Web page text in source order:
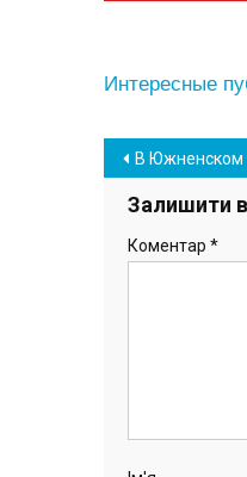
Интересные
записів
В Южненском филиале АМПУ поздравили
Залишити
Коментар *